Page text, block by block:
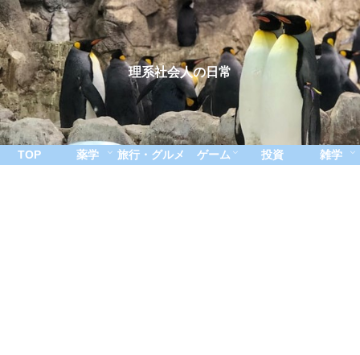
理系社会人の日常
TOP 薬学 旅行・グルメ ゲーム 投資 雑学